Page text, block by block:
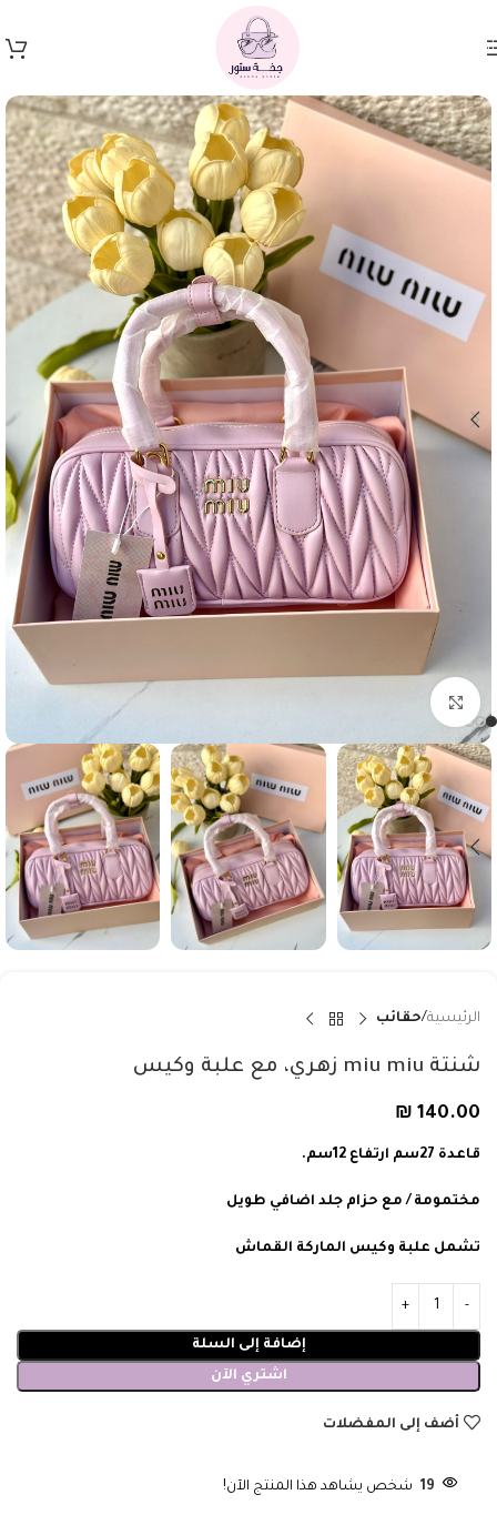
Skip to main content
الرئيسية حقائب
شنتة miu miu زهري، مع علبة وكيس
₪ 140.00
قاعدة 27سم ارتفاع 12سم.
مختمومة / مع حزام جلد اضافي طويل
تشمل علبة وكيس الماركة القماش
إضافة إلى السلة
اشتري الآن
أضف إلى المفضلات
19 شخص يشاهد هذا المنتج الآن!